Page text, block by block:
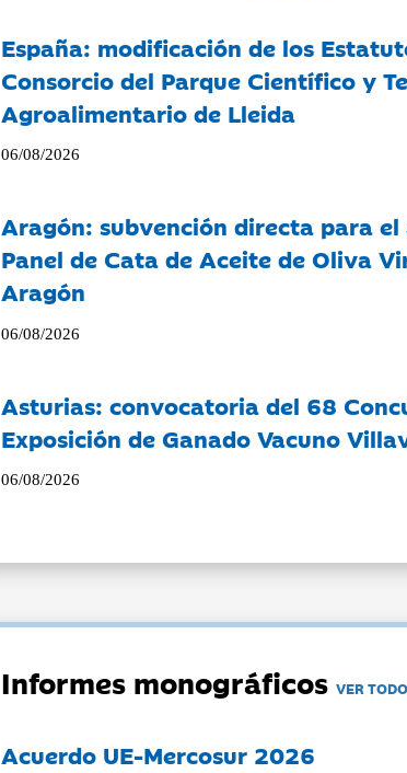
España: modificación de los
Consorcio del Parque Científico y
Agroalimentario de Lleida
06/08/2026
Aragón: subvención directa para el
Panel de Cata de Aceite de Oliva
Aragón
06/08/2026
Asturias: convocatoria del 68
Exposición de Ganado Vacuno
06/08/2026
Informes monográficosVER
Acuerdo UE-Mercosur 2026